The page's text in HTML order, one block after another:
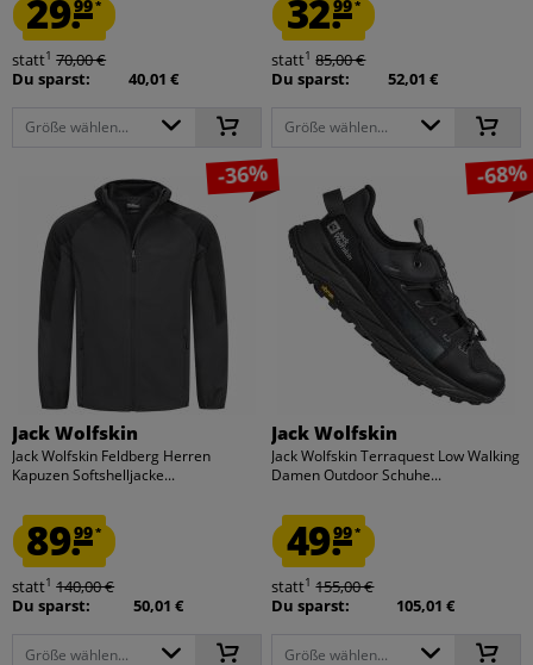
29.99*
statt1 70,00 €
Du sparst:
40,01 €
Größe wählen...
32.99*
statt1 85,00 €
Du sparst:
52,01 €
Größe wählen...
-36%
Jack Wolfskin
Jack Wolfskin Feldberg Herren
Kapuzen Softshelljacke...
89.99*
statt1 140,00 €
Du sparst:
50,01 €
Größe wählen...
-68%
Jack Wolfskin
Jack Wolfskin Terraquest Low Walking
Damen Outdoor Schuhe...
49.99*
statt1 155,00 €
Du sparst:
105,01 €
Größe wählen...